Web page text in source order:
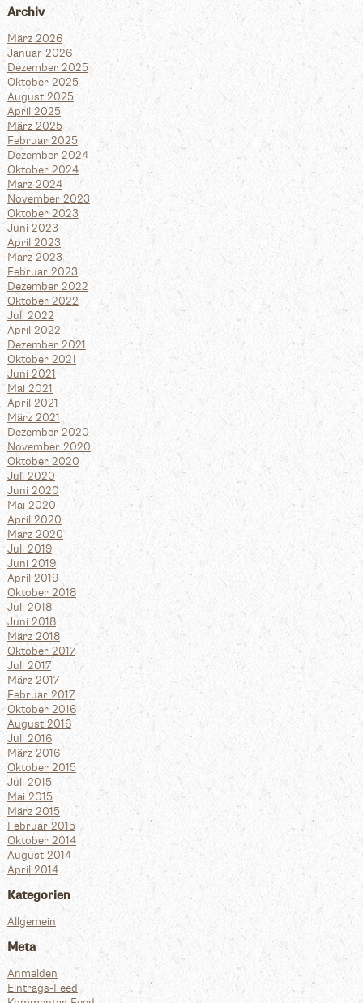
Archiv
März 2026
Januar 2026
Dezember 2025
Oktober 2025
August 2025
April 2025
März 2025
Februar 2025
Dezember 2024
Oktober 2024
März 2024
November 2023
Oktober 2023
Juni 2023
April 2023
März 2023
Februar 2023
Dezember 2022
Oktober 2022
Juli 2022
April 2022
Dezember 2021
Oktober 2021
Juni 2021
Mai 2021
April 2021
März 2021
Dezember 2020
November 2020
Oktober 2020
Juli 2020
Juni 2020
Mai 2020
April 2020
März 2020
Juli 2019
Juni 2019
April 2019
Oktober 2018
Juli 2018
Juni 2018
März 2018
Oktober 2017
Juli 2017
März 2017
Februar 2017
Oktober 2016
August 2016
Juli 2016
März 2016
Oktober 2015
Juli 2015
Mai 2015
März 2015
Februar 2015
Oktober 2014
August 2014
April 2014
Kategorien
Allgemein
Meta
Anmelden
Eintrags-Feed